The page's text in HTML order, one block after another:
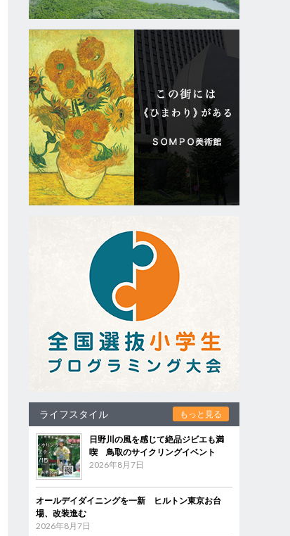
ライフスタイル もっと見る
日野川の風を感じて絶品ジビエも満
喫 鳥取のサイクリングイベント
2026年8月7日
オールデイダイニングを一新 ヒルトン東京お台
場、改装進む
2026年8月7日